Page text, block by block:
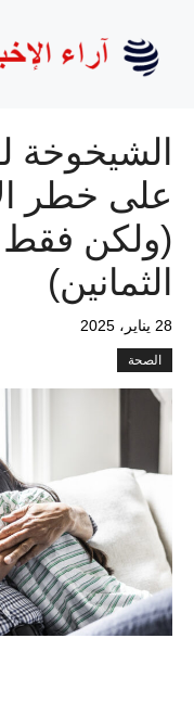
المحتوى
الشيخوخة
على خطر
(ولكن
الثمانين)
28 يناير، 2025
الصحة